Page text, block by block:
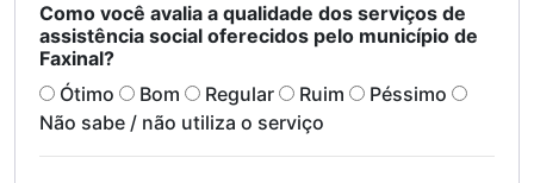
Como você avalia a qualidade dos serviços de
assistência social oferecidos pelo município de
Faxinal?
Ótimo
Bom Regular Ruim
Péssimo
Não sabe / não utiliza o serviço